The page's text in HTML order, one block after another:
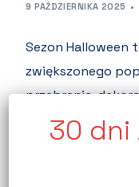
9 PAŹDZIERNIKA 2025
Sezon Halloween
zwiększonego
przebrania,
charakteryzacji,
imprezowe.